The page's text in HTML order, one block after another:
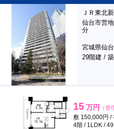
ＪＲ東北
仙台市営
分
宮城県仙
29階建 /
15 万円 （管
敷 150,000円 /
4階 / 1LDK /